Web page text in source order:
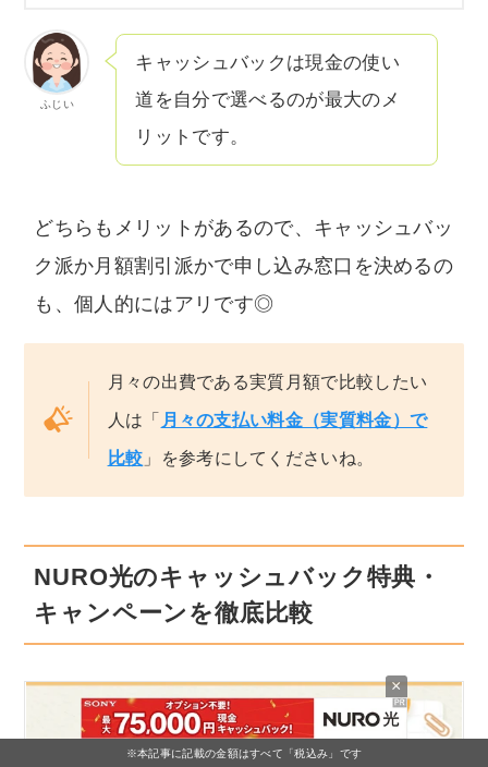
※本記事に記載の金額はすべて「税込み」です
×
ふじい
キャッシュバックは現金の使い
道を自分で選べるのが最大のメ
リットです。
どちらもメリットがあるので、キャッシュバッ
ク派か月額割引派かで申し込み窓口を決めるの
も、個人的にはアリです◎
月々の出費である実質月額で比較したい
人は「 月々の支払い料金（実質料金）で
比較 」を参考にしてくださいね。
NURO光のキャッシュバック特典・
キャンペーンを徹底比較